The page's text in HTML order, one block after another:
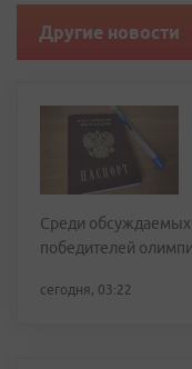
Другие новости
Среди
победителей
сегодня, 03:22